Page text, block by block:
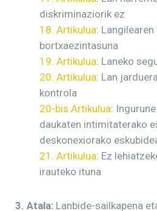
diskriminaziorik ez
18. Artikulua:
bortxaezintasuna
19. Artikulua: Laneko
20. Artikulua: Lan
kontrola
20-bis Artikulua:
daukaten intimitaterako
deskonexiorako
21. Artikulua: Ez
irauteko ituna
3. Atala: Lanbide-sailkapena